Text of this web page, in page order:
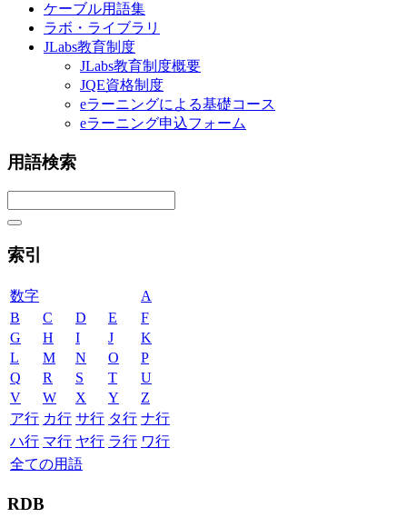
ケーブル用語集
ラボ・ライブラリ
JLabs教育制度
JLabs教育制度概要
JQE資格制度
eラーニングによる基礎コース
eラーニング申込フォーム
用語検索
索引
数字
A
B
C D E
F
G
H I J
K
L
M N O
P
Q
R S T
U
V
W X Y
Z
ア行 カ行 サ行 タ行 ナ行
ハ行 マ行 ヤ行 ラ行 ワ行
全ての用語
RDB